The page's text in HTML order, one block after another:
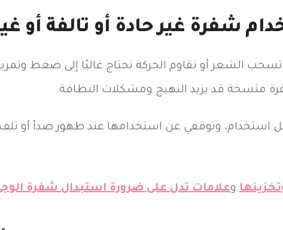
شفرة غير حادة أو تالفة أو
الشعر أو تقاوم الحركة تحتاج غالبًا إلى ضغط
متسخة قد يزيد التهيج ومشكلات النظافة.
وتوقفي عن استخدامها عند ظهور صدأ أو تلف
وعلامات تدل على ضرورة استبدال شفرة